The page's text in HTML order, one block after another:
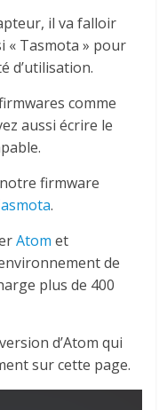
il va falloir
« Tasmota » pour
d’utilisation.
comme
aussi écrire le
firmware
.
Atom et
de
plus de 400
d’Atom qui
sur cette page.